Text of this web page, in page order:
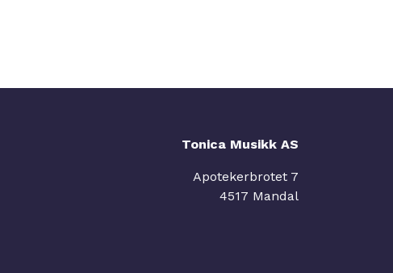
Tonica Musikk AS
Apotekerbrotet 7
4517 Mandal